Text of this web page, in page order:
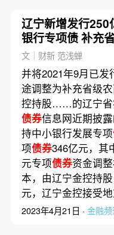
辽宁新增发行250
银行专项债 补充
本金
文｜财新 范浅蝉
并将2021年9月已发
途调整为补充省级
控持股……的辽宁省
债券信息网近期披
持中小银行发展专项
项债券346亿元，其
元专项债券资金调
本，由辽宁金控持
元，辽宁金控接受
2023年4月21日 · 金融